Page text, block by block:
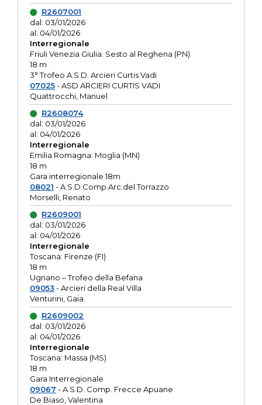
R2607001
dal: 03/01/2026
al: 04/01/2026
Interregionale
Friuli Venezia Giulia: Sesto al Reghena (PN)
18 m
3° Trofeo A.S.D. Arcieri Curtis Vadi
07025- ASD ARCIERI CURTIS VADI
Quattrocchi, Manuel
R2608074
dal: 03/01/2026
al: 04/01/2026
Interregionale
Emilia Romagna: Moglia (MN)
18 m
Gara interregionale 18m
08021 - A.S.D.Comp.Arc.del Torrazzo
Morselli, Renato
R2609001
dal: 03/01/2026
al: 04/01/2026
Interregionale
Toscana: Firenze (FI)
18 m
Ugnano – Trofeo della Befana
09053- Arcieri della Real Villa
Venturini, Gaia
R2609002
dal: 03/01/2026
al: 04/01/2026
Interregionale
Toscana: Massa (MS)
18 m
Gara Interregionale
09067 - A.S.D. Comp. Frecce Apuane
De Biaso, Valentina